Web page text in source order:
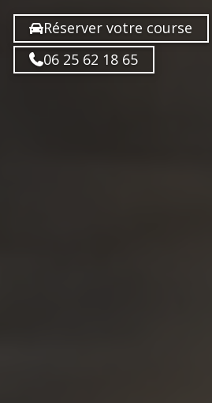
Réserver votre course
06 25 62 18 65